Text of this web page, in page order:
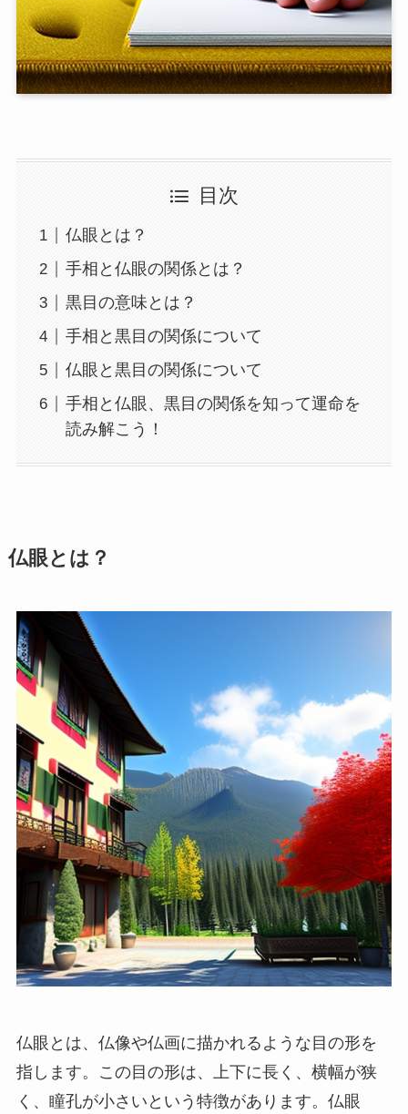
目次
仏眼とは？
手相と仏眼の関係とは？
黒目の意味とは？
手相と黒目の関係について
仏眼と黒目の関係について
手相と仏眼、黒目の関係を知って運命を
読み解こう！
仏眼とは？
仏眼とは、仏像や仏画に描かれるような目の形を
指します。この目の形は、上下に長く、横幅が狭
く、瞳孔が小さいという特徴があります。仏眼